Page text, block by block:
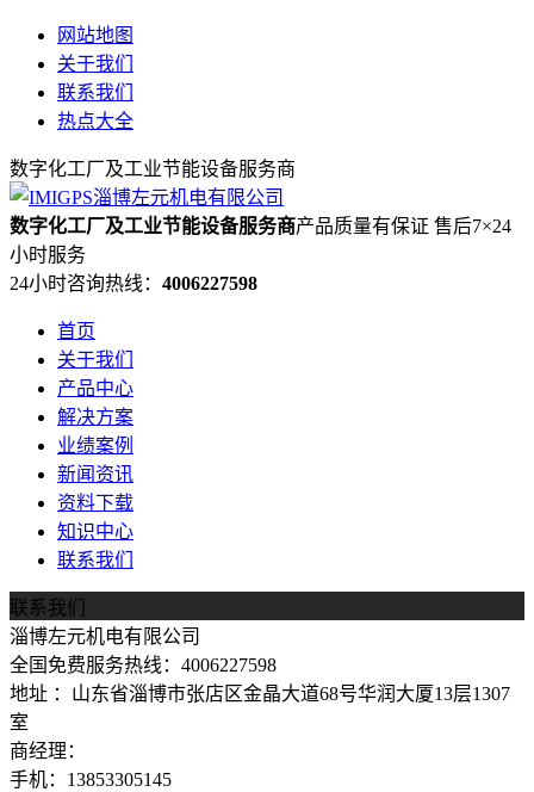
网站地图
关于我们
联系我们
热点大全
数字化工厂及工业节能设备服务商
数字化工厂及工业节能设备服务商产品质量有保证 售后7×24
小时服务
24小时咨询热线： 4006227598
首页
关于我们
产品中心
解决方案
业绩案例
新闻资讯
资料下载
知识中心
联系我们
联系我们
淄博左元机电有限公司
全国免费服务热线：4006227598
地址 ：山东省淄博市张店区金晶大道68号华润大厦13层1307
室
商经理：
手机：13853305145